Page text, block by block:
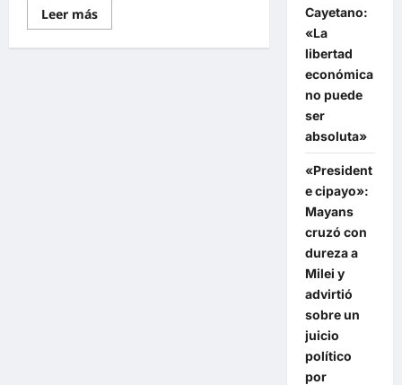
Leer másLee
más
Leo
Cayetano:
«La
libertad
económica
no puede
ser
absoluta»
«President
e cipayo»:
Mayans
cruzó con
dureza a
Milei y
advirtió
sobre un
juicio
político
por